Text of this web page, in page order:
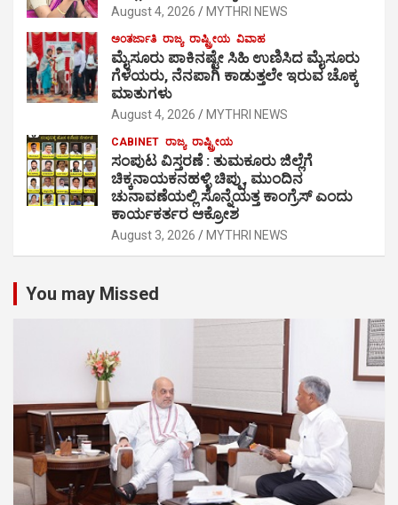
August 4, 2026 MYTHRI NEWS
ಅಂತರ್ಜಾತಿ ರಾಜ್ಯ ರಾಷ್ಟ್ರೀಯ ವಿವಾಹ
ಮೈಸೂರು ಪಾಕಿನಷ್ಟೇ ಸಿಹಿ ಉಣಿಸಿದ ಮೈಸೂರು
ಗೆಳೆಯರು, ನೆನಪಾಗಿ ಕಾಡುತ್ತಲೇ ಇರುವ ಚೊಕ್ಕ
ಮಾತುಗಳು
August 4, 2026 MYTHRI NEWS
CABINET ರಾಜ್ಯ ರಾಷ್ಟ್ರೀಯ
ಸಂಪುಟ ವಿಸ್ತರಣೆ : ತುಮಕೂರು ಜಿಲ್ಲೆಗೆ
ಚಿಕ್ಕನಾಯಕನಹಳ್ಳಿ ಚಿಪ್ಪು, ಮುಂದಿನ
ಚುನಾವಣೆಯಲ್ಲಿ ಸೊನ್ನೆಯತ್ತ ಕಾಂಗ್ರೆಸ್ ಎಂದು
ಕಾರ್ಯಕರ್ತರ ಆಕ್ರೋಶ
August 3, 2026 MYTHRI NEWS
You may Missed